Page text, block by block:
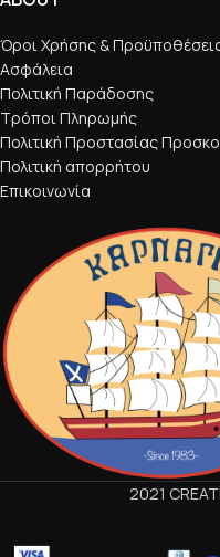
Όροι Χρήσης &
Ασφάλεια
Πολιτική Παράδοσης
Τρόποι Πληρωμής
Πολιτική Προστασίας
Πολιτική απορρήτου
Επικοινωνία
2021